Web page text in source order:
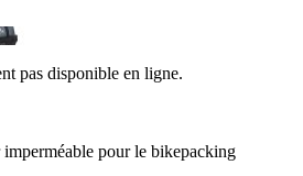
pas disponible en ligne.
imperméable pour le bikepacking